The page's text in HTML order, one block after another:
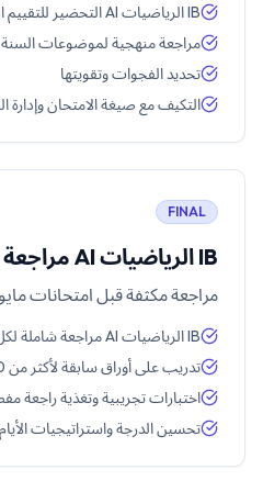
IB الرياضيات AI التحضير للتقييم الداخلي IA
مراجعة منهجية لموضوعات السنة
تحديد الفجوات وتقويتها
التكيف مع صيغة الامتحان وإدارة
FINAL
IB الرياضيات AI مراجعة نهائية
مراجعة مكثفة قبل امتحانات مايو
IB الرياضيات AI مراجعة شاملة لكل الموضوعات
تدريب على أوراق سابقة لأكثر من 10 سنوات
اختبارات تجريبية وتغذية راجعة
تحسين الدرجة واستراتيجيات الأيام